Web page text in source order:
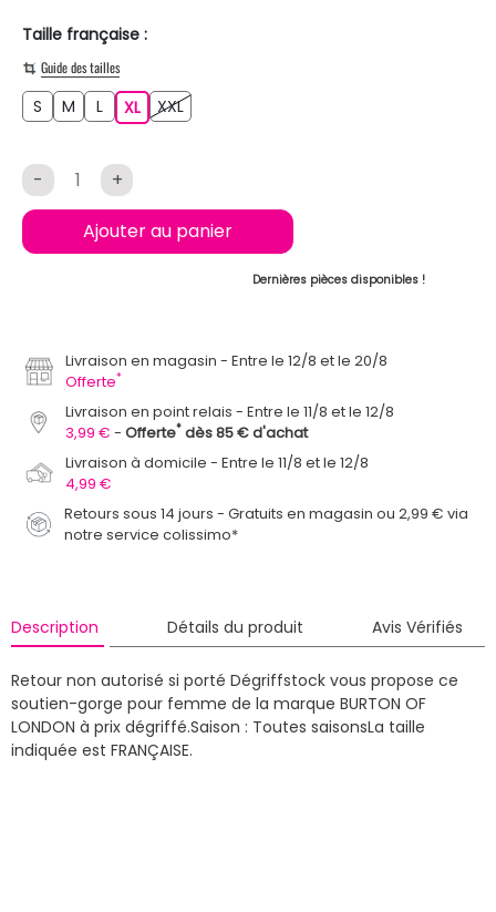
Taille française :
Guide des tailles
S M L XLXL XXLXXL
- +
Ajouter au panier
Dernières pièces disponibles !
Livraison en magasin
Entre le 12/8 et le 20/8
Offerte*
Livraison en point relais
Entre le 11/8 et le 12/8
3,99 €
Offerte* dès 85 € d'achat
Livraison à domicile
Entre le 11/8 et le 12/8
4,99 €
Retours sous 14 jours - Gratuits en magasin ou 2,99 € via
notre service colissimo*
Description Détails du produit Avis Vérifiés
Retour non autorisé si porté Dégriffstock vous propose ce
soutien-gorge pour femme de la marque BURTON OF
LONDON à prix dégriffé.Saison : Toutes saisonsLa taille
indiquée est FRANÇAISE.